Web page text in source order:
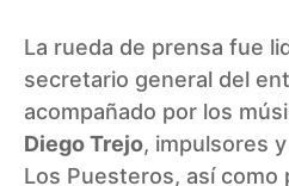
La rueda de prensa fue
secretario general del
acompañado por los
Diego Trejo, impulsores
Los Puesteros, así como